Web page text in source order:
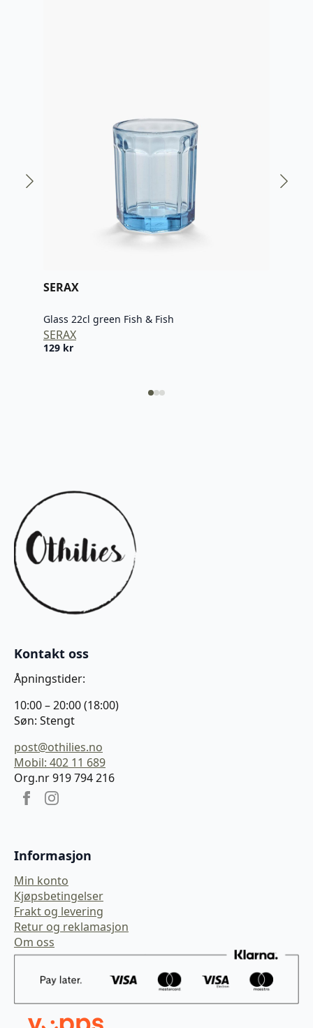
SERAX
Glass 22cl green Fish & Fish
SERAX
129 kr
Kontakt oss
Åpningstider:
10:00 – 20:00 (18:00)
Søn: Stengt
post@othilies.no
Mobil: 402 11 689
Org.nr 919 794 216
Informasjon
Min konto
Kjøpsbetingelser
Frakt og levering
Retur og reklamasjon
Om oss